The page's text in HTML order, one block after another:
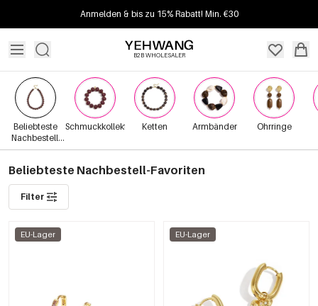
Anmelden & bis zu 15% Rabatt! Min. €30
B2B WHOLESALER
Beliebteste
Nachbestell-
Favoriten
SchmuckkollektionenKetten Armbänder Ohrringe
Beliebteste Nachbestell-Favoriten
Filter
EU-Lager EU-Lager